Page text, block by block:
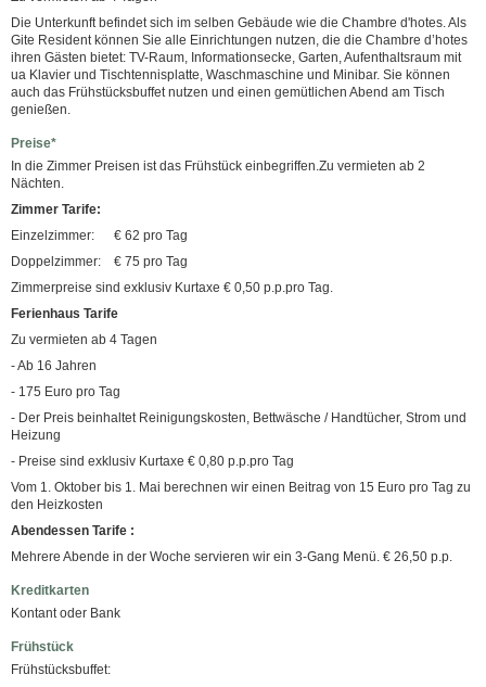
Die Unterkunft befindet sich im selben Gebäude wie die Chambre d'hotes. Als
Gite Resident können Sie alle Einrichtungen nutzen, die die Chambre d’hotes
ihren Gästen bietet: TV-Raum, Informationsecke, Garten, Aufenthaltsraum mit
ua Klavier und Tischtennisplatte, Waschmaschine und Minibar. Sie können
auch das Frühstücksbuffet nutzen und einen gemütlichen Abend am Tisch
genießen.
Preise*
In die Zimmer Preisen ist das Frühstück einbegriffen.Zu vermieten ab 2
Nächten.
Zimmer Tarife:
Einzelzimmer: € 62 pro Tag
Doppelzimmer: € 75 pro Tag
Zimmerpreise sind exklusiv Kurtaxe € 0,50 p.p.pro Tag.
Ferienhaus Tarife
Zu vermieten ab 4 Tagen
- Ab 16 Jahren
- 175 Euro pro Tag
- Der Preis beinhaltet Reinigungskosten, Bettwäsche / Handtücher, Strom und
Heizung
- Preise sind exklusiv Kurtaxe € 0,80 p.p.pro Tag
Vom 1. Oktober bis 1. Mai berechnen wir einen Beitrag von 15 Euro pro Tag zu
den Heizkosten
Abendessen Tarife :
Mehrere Abende in der Woche servieren wir ein 3-Gang Menü. € 26,50 p.p.
Kreditkarten
Kontant oder Bank
Frühstück
Frühstücksbuffet: